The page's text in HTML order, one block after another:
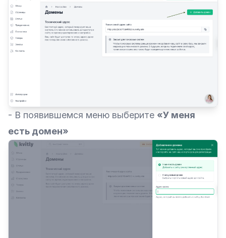
- В появившемся меню выберите «У меня
есть домен»